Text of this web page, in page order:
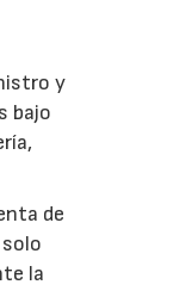
y
bajo
de
la